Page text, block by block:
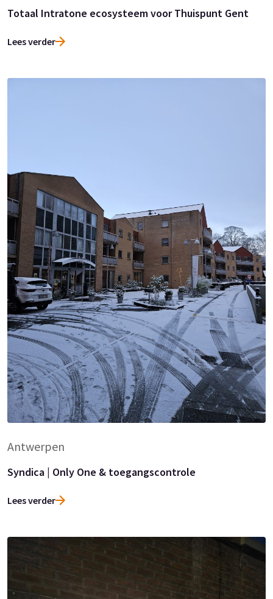
Totaal Intratone ecosysteem voor Thuispunt Gent
Lees verder
Antwerpen
Syndica | Only One & toegangscontrole
Lees verder